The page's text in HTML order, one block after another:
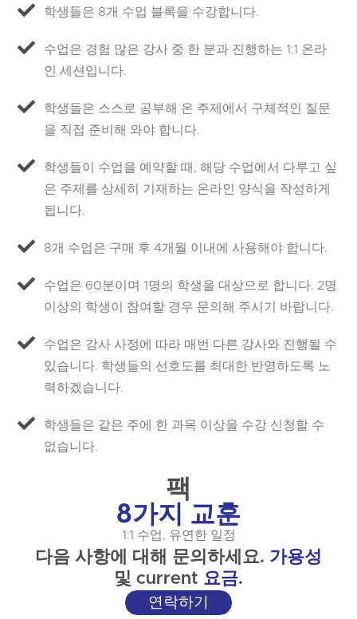
학생들은 8개 수업 블록을 수강합니다.
수업은 경험 많은 강사 중 한 분과 진행하는 1:1 온라
인 세션입니다.
학생들은 스스로 공부해 온 주제에서 구체적인 질문
을 직접 준비해 와야 합니다.
학생들이 수업을 예약할 때, 해당 수업에서 다루고 싶
은 주제를 상세히 기재하는 온라인 양식을 작성하게
됩니다.
8개 수업은 구매 후 4개월 이내에 사용해야 합니다.
수업은 60분이며 1명의 학생을 대상으로 합니다. 2명
이상의 학생이 참여할 경우 문의해 주시기 바랍니다.
수업은 강사 사정에 따라 매번 다른 강사와 진행될 수
있습니다. 학생들의 선호도를 최대한 반영하도록 노
력하겠습니다.
학생들은 같은 주에 한 과목 이상을 수강 신청할 수
없습니다.
팩
8가지 교훈
1:1 수업, 유연한 일정
다음 사항에 대해 문의하세요. 가용성
및 current 요금.
연락하기